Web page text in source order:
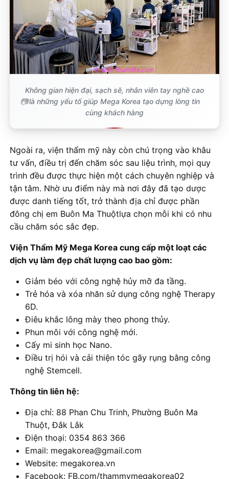
Không gian hiện đại, sạch sẽ, nhân viên tay nghề cao
là những yếu tố giúp Mega Korea tạo dựng lòng tin
cùng khách hàng
Ngoài ra, viện thẩm mỹ này còn chú trọng vào khâu
tư vấn, điều trị đến chăm sóc sau liệu trình, mọi quy
trình đều được thực hiện một cách chuyên nghiệp và
tận tâm. Nhờ ưu điểm này mà nơi đây đã tạo dược
được danh tiếng tốt, trở thành địa chỉ được phần
đông chị em Buôn Ma Thuộtlựa chọn mỗi khi có nhu
cầu chăm sóc sắc đẹp.
Viện Thẩm Mỹ Mega Korea cung cấp một loạt các
dịch vụ làm đẹp chất lượng cao bao gồm:
Giảm béo với công nghệ hủy mỡ đa tầng.
Trẻ hóa và xóa nhăn sử dụng công nghệ Therapy
6D.
Điêu khắc lông mày theo phong thủy.
Phun môi với công nghệ mới.
Cấy mi sinh học Nano.
Điều trị hói và cải thiện tóc gãy rụng bằng công
nghệ Stemcell.
Thông tin liên hệ:
Địa chỉ: 88 Phan Chu Trinh, Phường Buôn Ma
Thuột, Đắk Lắk
Điện thoại: 0354 863 366
Email: megakorea@gmail.com
Website: megakorea.vn
Facebook: FB.com/thammymegakorea02